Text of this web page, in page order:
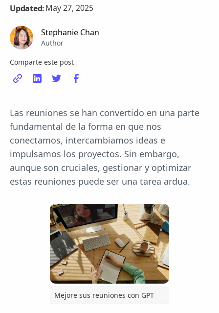
Updated:May 27, 2025
Stephanie Chan
Author
Comparte este post
Las reuniones se han convertido en una parte
fundamental de la forma en que nos
conectamos, intercambiamos ideas e
impulsamos los proyectos. Sin embargo,
aunque son cruciales, gestionar y optimizar
estas reuniones puede ser una tarea ardua.
Mejore sus reuniones con GPT